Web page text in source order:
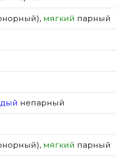
, мягкий парный
непарный
, мягкий парный